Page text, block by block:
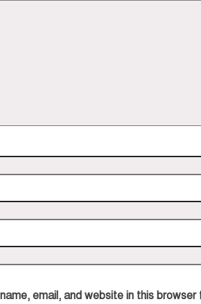
email, and website in this